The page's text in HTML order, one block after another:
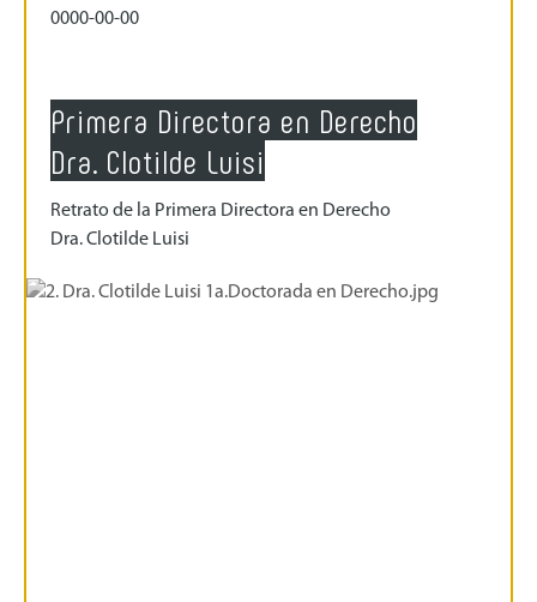
0000-00-00
Primera Directora en Derecho
Dra. Clotilde Luisi
Retrato de la Primera Directora en Derecho
Dra. Clotilde Luisi